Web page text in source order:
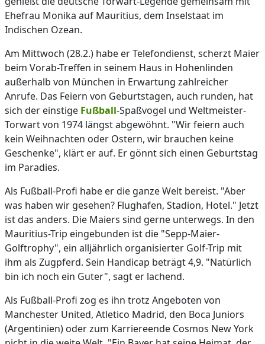
Ehefrau Monika auf Mauritius, dem Inselstaat im
Indischen Ozean.
Am Mittwoch (28.2.) habe er Telefondienst, scherzt Maier
beim Vorab-Treffen in seinem Haus in Hohenlinden
außerhalb von München in Erwartung zahlreicher
Anrufe. Das Feiern von Geburtstagen, auch runden, hat
sich der einstige Fußball-Spaßvogel und Weltmeister-
Torwart von 1974 längst abgewöhnt. "Wir feiern auch
kein Weihnachten oder Ostern, wir brauchen keine
Geschenke", klärt er auf. Er gönnt sich einen Geburtstag
im Paradies.
Als Fußball-Profi habe er die ganze Welt bereist. "Aber
was haben wir gesehen? Flughafen, Stadion, Hotel." Jetzt
ist das anders. Die Maiers sind gerne unterwegs. In den
Mauritius-Trip eingebunden ist die "Sepp-Maier-
Golftrophy", ein alljährlich organisierter Golf-Trip mit
ihm als Zugpferd. Sein Handicap beträgt 4,9. "Natürlich
bin ich noch ein Guter", sagt er lachend.
Als Fußball-Profi zog es ihn trotz Angeboten von
Manchester United, Atletico Madrid, den Boca Juniors
(Argentinien) oder zum Karriereende Cosmos New York